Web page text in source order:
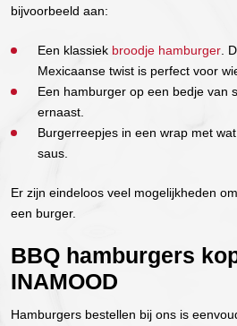
bijvoorbeeld aan:
Een klassiek broodje hamburger .
Mexicaanse twist is perfect voor
Een hamburger op een bedje van
ernaast.
Burgerreepjes in een wrap met
saus.
Er zijn eindeloos veel mogelijkheden
een burger.
BBQ hamburgers
INAMOOD
Hamburgers bestellen bij ons is